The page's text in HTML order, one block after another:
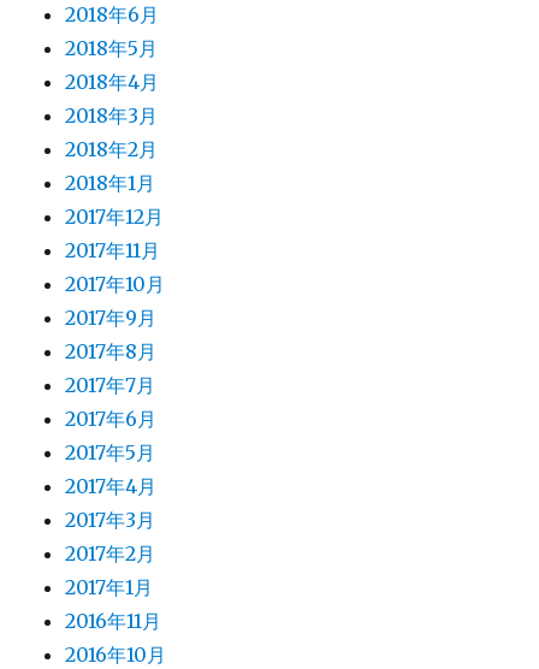
2018年6月
2018年5月
2018年4月
2018年3月
2018年2月
2018年1月
2017年12月
2017年11月
2017年10月
2017年9月
2017年8月
2017年7月
2017年6月
2017年5月
2017年4月
2017年3月
2017年2月
2017年1月
2016年11月
2016年10月